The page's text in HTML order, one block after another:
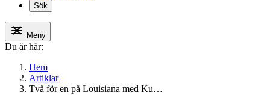
Sök
Meny
Du är här:
Hem
Artiklar
Två för en på Louisiana med Ku…